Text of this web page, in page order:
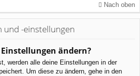
Nach oben
und -einstellungen
ändern?
werden alle deine Einstellungen in der
Um diese zu ändern, gehe in den